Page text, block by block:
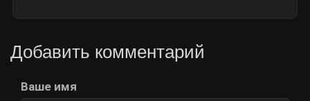
Добавить комментарий
Ваше имя